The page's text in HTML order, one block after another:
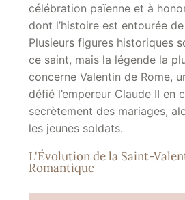
célébration païenne et à
dont l’histoire est entourée
Plusieurs figures historiques
ce saint, mais la légende la
concerne Valentin de Rome,
défié l’empereur Claude II en
secrètement des mariages,
les jeunes soldats.
L'Évolution de la Saint-
Romantique